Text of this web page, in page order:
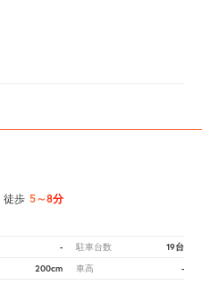
徒歩 5～8分
- 駐車台数 19台
200cm 車高 -